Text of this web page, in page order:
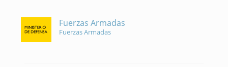
Fuerzas Armadas
Fuerzas Armadas